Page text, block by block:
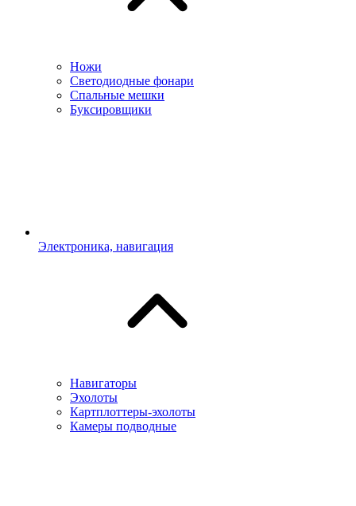
Ножи
Светодиодные фонари
Спальные мешки
Буксировщики
Электроника, навигация
Навигаторы
Эхолоты
Картплоттеры-эхолоты
Камеры подводные